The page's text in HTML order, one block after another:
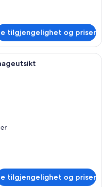
tilgjengelighet og priser
– standard, 1 soverom,
tilgjengelighet og priser